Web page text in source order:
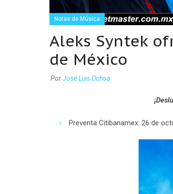
Notas de Música
Aleks Syntek
de México
PorJosé Luis Ochoa
Preventa Citibanamex: 26 de